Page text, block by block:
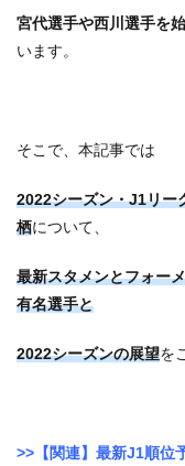
宮代選手や西川選手を
います。
そこで、本記事では
2022シーズン・J1リー
栖について、
最新スタメンとフォー
有名選手と
2022シーズンの展望を
>>【関連】最新J1順位